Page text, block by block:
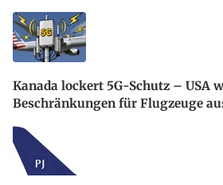
Kanada lockert 5G-Schutz – USA
Beschränkungen für Flugzeuge